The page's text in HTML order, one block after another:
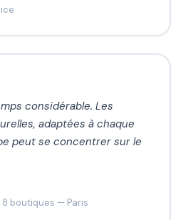
considérable. Les
adaptées à chaque
peut se concentrer sur le
8 boutiques — Paris